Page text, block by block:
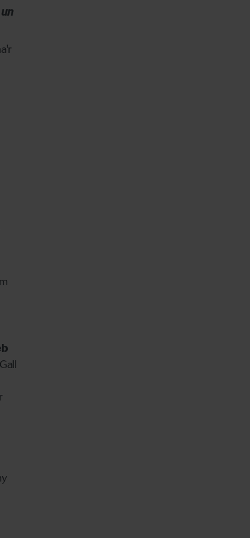
un
Gall